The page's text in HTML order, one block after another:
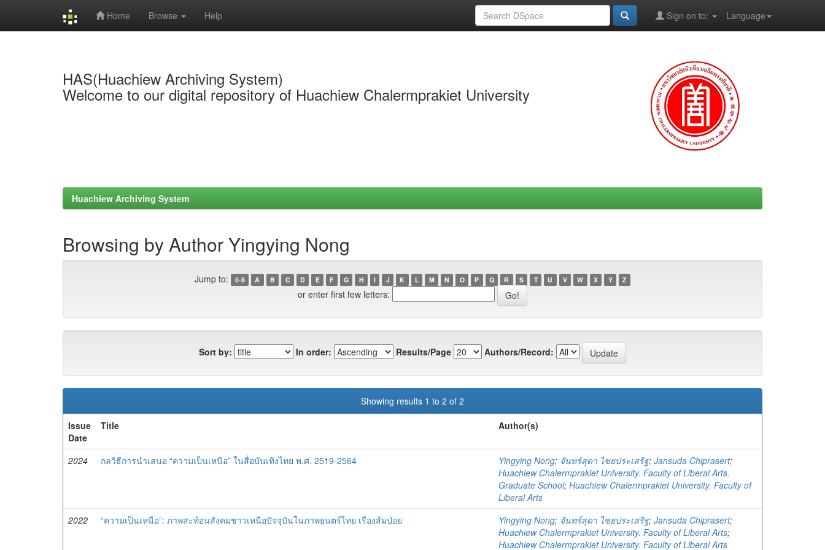
Home Browse Help Language
Sign on to:
HAS(Huachiew Archiving System)
Welcome to our digital repository of Huachiew Chalermprakiet University
Huachiew Archiving System
Browsing by Author Yingying Nong
Jump to: 0-9 A B C D E F G H I J K L M N O P Q R S T U V W X Y Z
or enter first few letters:
Sort by: In order: Results/Page Authors/Record:
Showing results 1 to 2 of 2
Issue
Date
Title Author(s)
2024 กลวิธีการนําเสนอ “ความเป็นเหนือ” ในสื่อบันเทิงไทย พ.ศ. 2519-2564 Yingying Nong; จันทร์สุดา ไชยประเสริฐ; Jansuda Chiprasert;
Huachiew Chalermprakiet University. Faculty of Liberal Arts.
Graduate School; Huachiew Chalermprakiet University. Faculty of
Liberal Arts
2022
“ความเป็นเหนือ”: ภาพสะท้อนสังคมชาวเหนือปัจจุบันในภาพยนตร์ไทย เรื่องส้มป่อย Yingying Nong; จันทร์สุดา ไชยประเสริฐ; Jansuda Chiprasert;
Huachiew Chalermprakiet University. Faculty of Liberal Arts;
Huachiew Chalermprakiet University. Faculty of Liberal Arts